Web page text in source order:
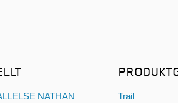
NATHAN
Trail